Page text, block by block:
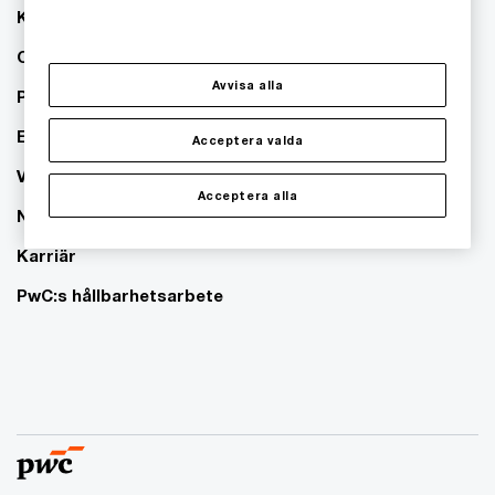
Kontakta oss
Om PwC
Pressrum
Event
Våra kontor
Nyhetsbrev
Karriär
PwC:s hållbarhetsarbete
Avvisa alla
Acceptera alla
Acceptera valda